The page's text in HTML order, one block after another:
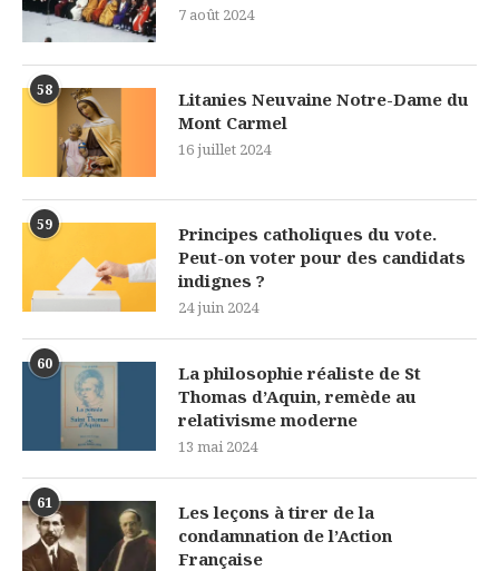
7 août 2024
58
Litanies Neuvaine Notre-Dame du
Mont Carmel
16 juillet 2024
59
Principes catholiques du vote.
Peut-on voter pour des candidats
indignes ?
24 juin 2024
60
La philosophie réaliste de St
Thomas d’Aquin, remède au
relativisme moderne
13 mai 2024
61
Les leçons à tirer de la
condamnation de l’Action
Française